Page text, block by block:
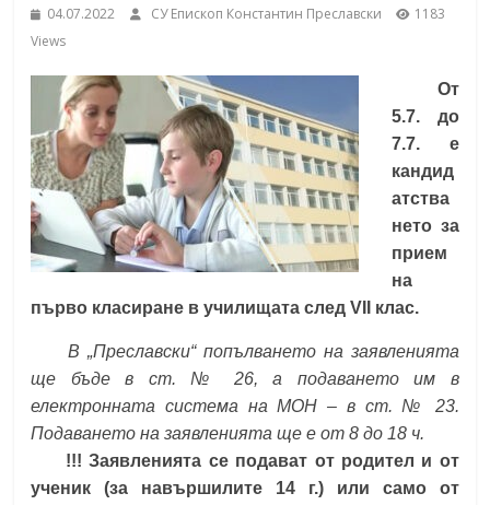
under the Erasmus+ Programme in
School,
Burgas
Средно
училище
"Епископ
Константин
Преславски"
Бургас
04.07.2022 СУ Епископ Константин Преславски
1183
Views
От
5.7. до
7.7. е
кандид
атства
нето за
прием
на
първо класиране в училищата след VII клас.
В „Преславски“ попълването на заявленията
ще бъде в ст. № 26, а подаването им в
електронната система на МОН – в ст. № 23.
Подаването на заявленията ще е от 8 до 18 ч.
!!! Заявленията се подават от родител и от
ученик (за навършилите 14 г.) или само от